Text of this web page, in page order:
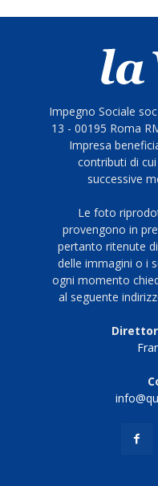
Impegno Sociale
13 - 00195 Roma
Impresa
contributi di
successive
Le foto
provengono in
pertanto ritenute
delle immagini o i
ogni momento
al seguente